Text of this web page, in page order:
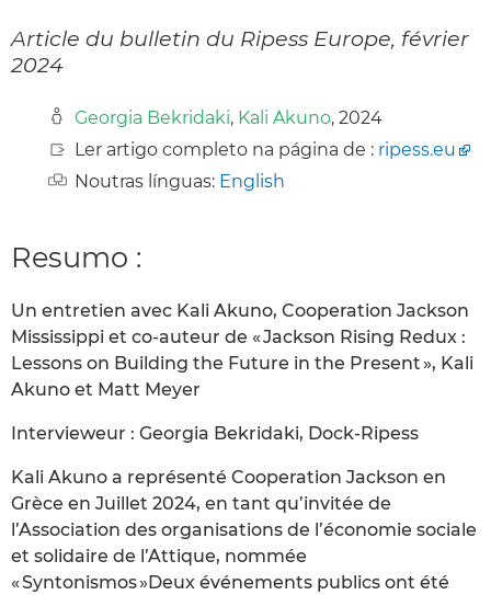
Article du bulletin du Ripess Europe, février
2024
Georgia Bekridaki, Kali Akuno, 2024
Ler artigo completo na página de : ripess.eu
Noutras línguas: English
Resumo :
Un entretien avec Kali Akuno, Cooperation Jackson
Mississippi et co-auteur de « Jackson Rising Redux :
Lessons on Building the Future in the Present », Kali
Akuno et Matt Meyer
Intervieweur : Georgia Bekridaki, Dock-Ripess
Kali Akuno a représenté Cooperation Jackson en
Grèce en Juillet 2024, en tant qu’invitée de
l’Association des organisations de l’économie sociale
et solidaire de l’Attique, nommée
« Syntonismos »Deux événements publics ont été